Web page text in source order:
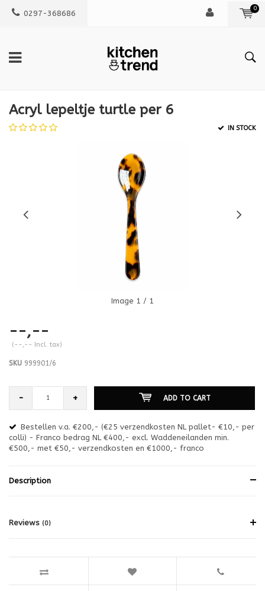
0297-368686
0
Acryl lepeltje turtle per 6
IN STOCK
Image 1 / 1
--,--
(--,-- Incl. tax)
SKU 999901/6
- + ADD TO CART
Bestellen v.a. €200,- (€25 verzendkosten NL pallet- €10,- per
colli) - Franco bedrag NL €400,- excl. Waddeneilanden min.
€500,- met €50,- verzendkosten en €1000,- franco
Description
Reviews (0)